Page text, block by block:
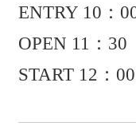
ENTRY 10：
OPEN 11：30
START 12：00